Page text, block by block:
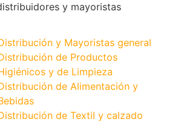
y mayoristas
y Mayoristas general
de Productos
y de Limpieza
de Alimentación y
de Textil y calzado